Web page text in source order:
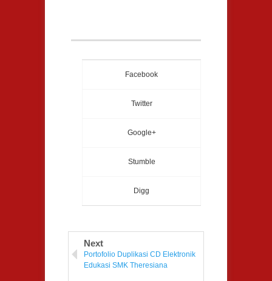
Facebook
Twitter
Google+
Stumble
Digg
Next
Portofolio Duplikasi CD Elektronik
Edukasi SMK Theresiana